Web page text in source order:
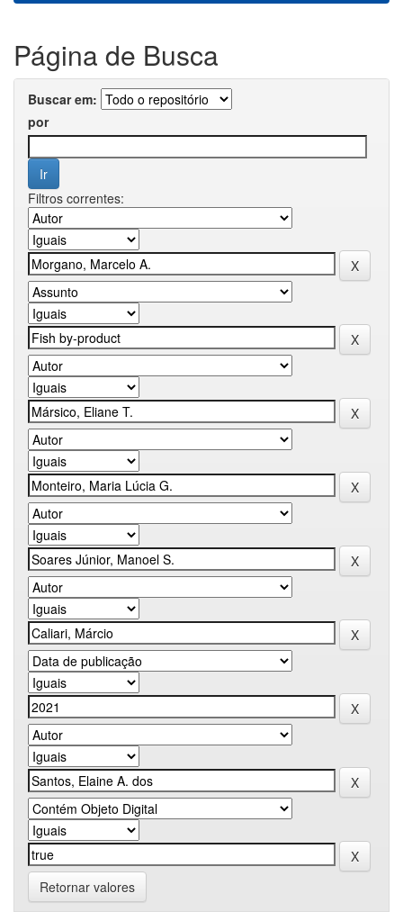
Página de Busca
Buscar em:
por
Filtros correntes:
Retornar valores